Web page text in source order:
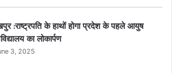
:राष्ट्रपति के हाथों होगा प्रदेश के पहले आयुष
का लोकार्पण
3, 2025